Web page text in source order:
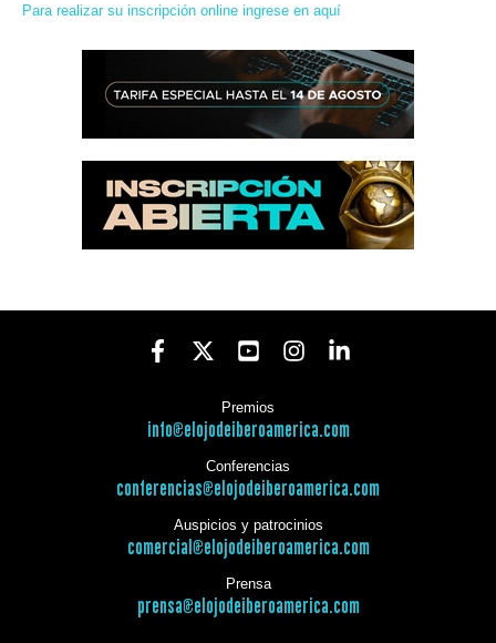
Para realizar su inscripción online ingrese en aquí
Premios
info@elojodeiberoamerica.com
Conferencias
conferencias@elojodeiberoamerica.com
Auspicios y patrocinios
comercial@elojodeiberoamerica.com
Prensa
prensa@elojodeiberoamerica.com